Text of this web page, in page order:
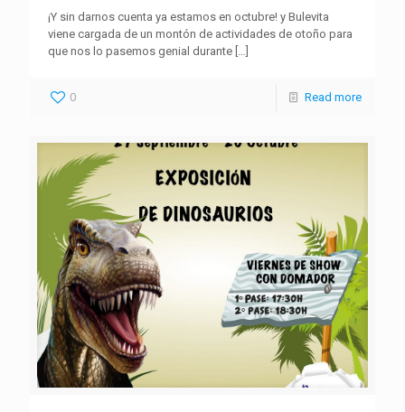
¡Y sin darnos cuenta ya estamos en octubre! y Bulevita
viene cargada de un montón de actividades de otoño para
que nos lo pasemos genial durante […]
0 Read more